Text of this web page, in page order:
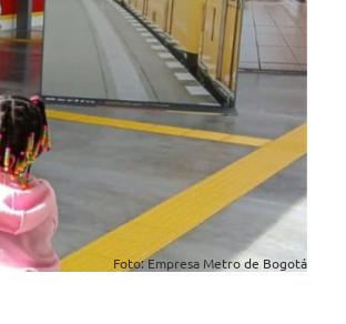
Foto: Empresa Metro de Bogotá